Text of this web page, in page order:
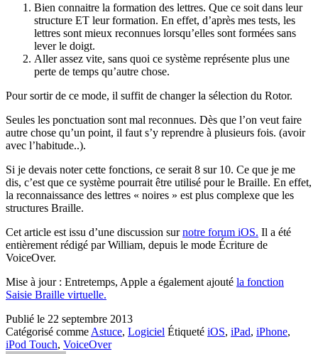
Bien connaitre la formation des lettres. Que ce soit dans leur
structure ET leur formation. En effet, d’après mes tests, les
lettres sont mieux reconnues lorsqu’elles sont formées sans
lever le doigt.
Aller assez vite, sans quoi ce système représente plus une
perte de temps qu’autre chose.
Pour sortir de ce mode, il suffit de changer la sélection du Rotor.
Seules les ponctuation sont mal reconnues. Dès que l’on veut faire
autre chose qu’un point, il faut s’y reprendre à plusieurs fois. (avoir
avec l’habitude..).
Si je devais noter cette fonctions, ce serait 8 sur 10. Ce que je me
dis, c’est que ce système pourrait être utilisé pour le Braille. En effet,
la reconnaissance des lettres « noires » est plus complexe que les
structures Braille.
Cet article est issu d’une discussion surnotre forum iOS. Il a été
entièrement rédigé par William, depuis le mode Écriture de
VoiceOver.
Mise à jour : Entretemps, Apple a également ajouté la fonction
Saisie Braille virtuelle.
Publié le 22 septembre 2013
Catégorisé comme Astuce, Logiciel Étiqueté iOS, iPad, iPhone,
iPod Touch, VoiceOver